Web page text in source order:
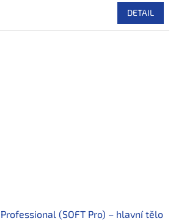
DETAIL
(SOFT Pro) – hlavní tělo